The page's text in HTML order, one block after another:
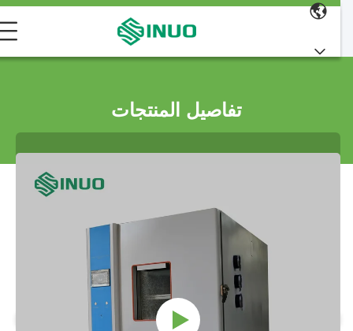
تفاصيل المنتجات